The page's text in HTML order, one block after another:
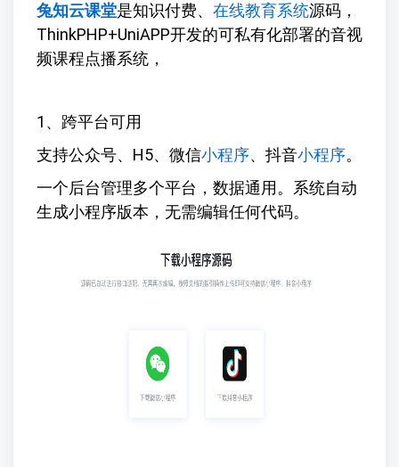
兔知云课堂是知识付费、 在线教育系统源码，
ThinkPHP+UniAPP开发的可私有化部署的音视
频课程点播系统，
1、跨平台可用
支持公众号、H5、微信小程序、抖音小程序。
一个后台管理多个平台，数据通用。系统自动
生成小程序版本，无需编辑任何代码。